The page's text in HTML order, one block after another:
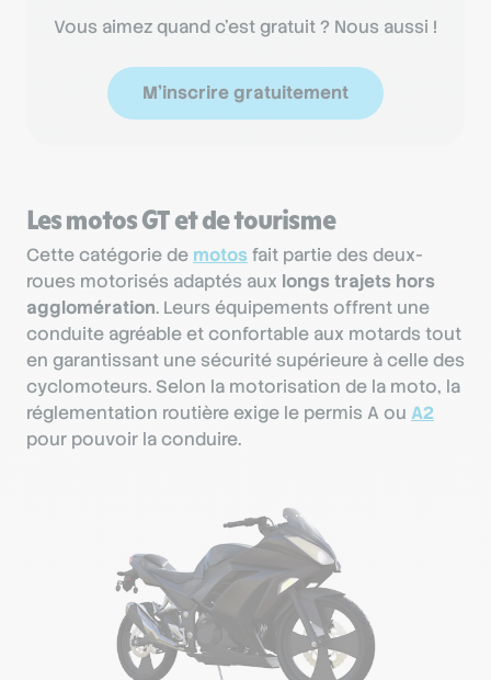
Vous aimez quand c'est gratuit ? Nous aussi !
M'inscrire gratuitement
Les motos GT et de tourisme
Cette catégorie de motos fait partie des deux-
roues motorisés adaptés aux longs trajets hors
agglomération. Leurs équipements offrent une
conduite agréable et confortable aux motards tout
en garantissant une sécurité supérieure à celle des
cyclomoteurs. Selon la motorisation de la moto, la
réglementation routière exige le permis A ou A2
pour pouvoir la conduire.